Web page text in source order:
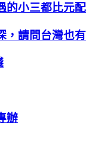
的小三都比元
，請問台灣也
辦